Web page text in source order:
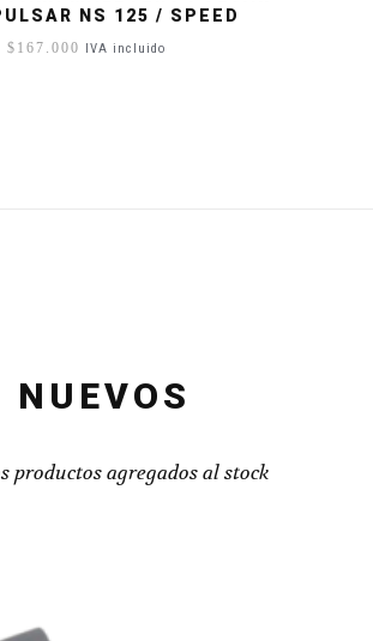
NS 125 / SPEED
$ 167.000 IVA incluido
NUEVOS
productos agregados al stock